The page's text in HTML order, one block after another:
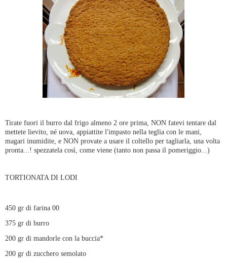
Tirate fuori il burro dal frigo almeno 2 ore prima, NON fatevi tentare dal
mettete lievito, né uova, appiattite l'impasto nella teglia con le mani,
magari inumidite, e NON provate a usare il coltello per tagliarla, una volta
pronta...! spezzatela così, come viene (tanto non passa il pomeriggio...)
TORTIONATA DI LODI
450 gr di farina 00
375 gr di burro
200 gr di mandorle con la buccia*
200 gr di zucchero semolato